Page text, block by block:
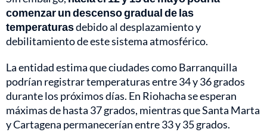
comenzar un descenso gradual de las
temperaturasdebido al desplazamiento y
debilitamiento de este sistema atmosférico.
La entidad estima que ciudades como Barranquilla
podrían registrar temperaturas entre 34 y 36 grados
durante los próximos días. En Riohacha se esperan
máximas de hasta 37 grados, mientras que Santa Marta
y Cartagena permanecerían entre 33 y 35 grados.